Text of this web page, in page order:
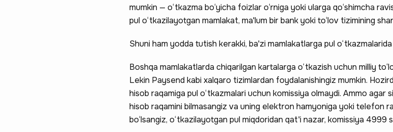
mumkin — o‘tkazma bo‘yicha foizlar o‘rniga yoki ularga qo‘shimcha
pul o‘tkazilayotgan mamlakat, ma'lum bir bank yoki to‘lov tizimining
Shuni ham yodda tutish kerakki, ba'zi mamlakatlarga pul
Boshqa mamlakatlarda chiqarilgan kartalarga o‘tkazish uchun milliy
Lekin Paysend kabi xalqaro tizimlardan foydalanishingiz mumkin.
hisob raqamiga pul o‘tkazmalari uchun komissiya olmaydi. Ammo agar
hisob raqamini bilmasangiz va uning elektron hamyoniga yoki telefon
bo‘lsangiz, o‘tkazilayotgan pul miqdoridan qat'i nazar, komissiya 4999